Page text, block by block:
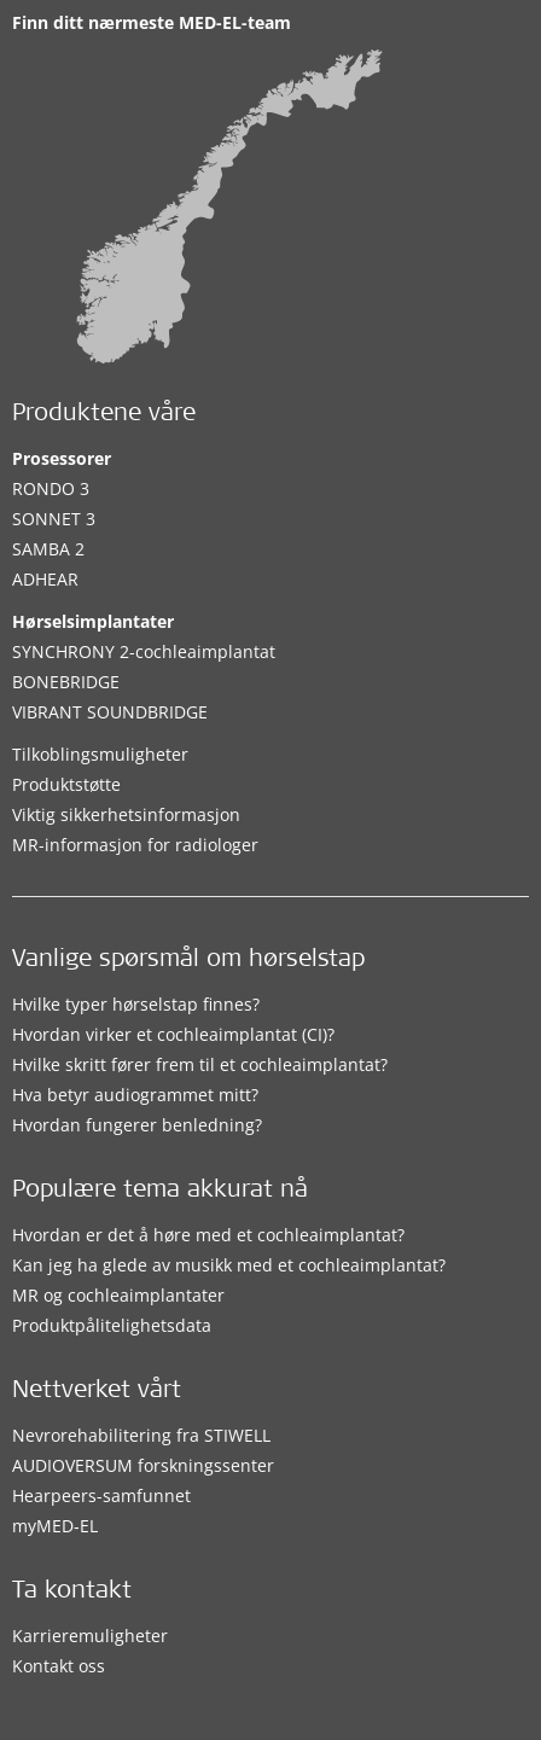
Finn ditt nærmeste MED-EL-team
Produktene våre
Prosessorer
RONDO 3
SONNET 3
SAMBA 2
ADHEAR
Hørselsimplantater
SYNCHRONY 2-cochleaimplantat
BONEBRIDGE
VIBRANT SOUNDBRIDGE
Tilkoblingsmuligheter
Produktstøtte
Viktig sikkerhetsinformasjon
MR-informasjon for radiologer
Vanlige spørsmål om hørselstap
Hvilke typer hørselstap finnes?
Hvordan virker et cochleaimplantat (CI)?
Hvilke skritt fører frem til et cochleaimplantat?
Hva betyr audiogrammet mitt?
Hvordan fungerer benledning?
Populære tema akkurat nå
Hvordan er det å høre med et cochleaimplantat?
Kan jeg ha glede av musikk med et cochleaimplantat?
MR og cochleaimplantater
Produktpålitelighetsdata
Nettverket vårt
Nevrorehabilitering fra STIWELL
AUDIOVERSUM forskningssenter
Hearpeers-samfunnet
myMED‑EL
Ta kontakt
Karrieremuligheter
Kontakt oss